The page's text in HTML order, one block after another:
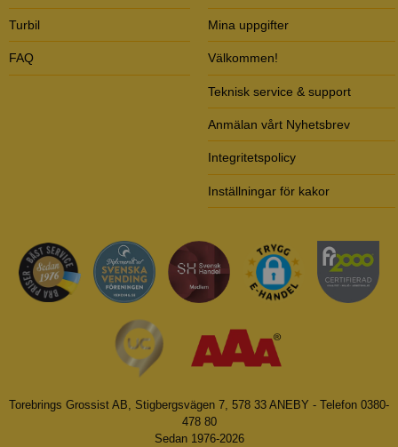
Turbil
FAQ
Mina uppgifter
Välkommen!
Teknisk service & support
Anmälan vårt Nyhetsbrev
Integritetspolicy
Inställningar för kakor
Torebrings Grossist AB, Stigbergsvägen 7, 578 33 ANEBY - Telefon 0380-
478 80
Sedan 1976-2026